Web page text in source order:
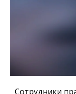
Сотрудники